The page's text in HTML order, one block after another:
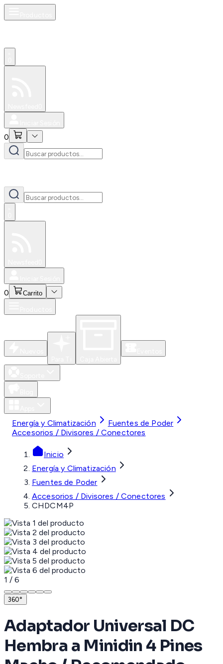
0
0 Carrito
Energía y Climatización
Fuentes de Poder
Accesorios / Divisores / Conectores
Inicio
Energía y Climatización
Fuentes de Poder
Accesorios / Divisores / Conectores
CHDCM4P
1 / 6
360°
Adaptador Universal DC
Hembra a Minidin 4 Pines